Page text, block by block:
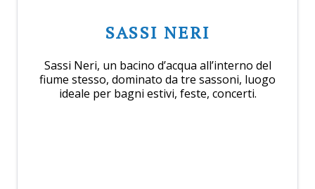
SASSI NERI
Sassi Neri, un bacino d’acqua all’interno del
fiume stesso, dominato da tre sassoni, luogo
ideale per bagni estivi, feste, concerti.